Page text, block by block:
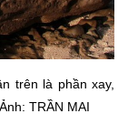
trên là phần xay,
TRẦN MAI